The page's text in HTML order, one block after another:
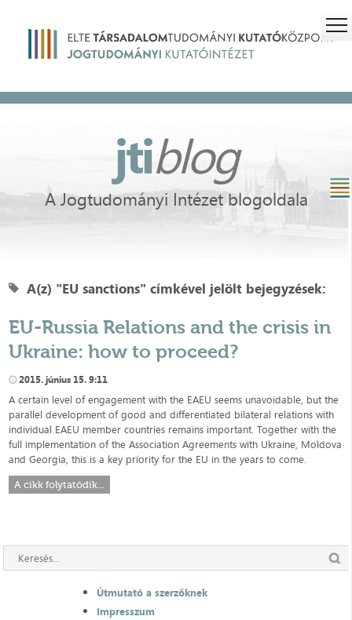
jtiblog
A Jogtudományi Intézet blogoldala
A(z) "EU sanctions" címkével jelölt bejegyzések:
EU-Russia Relations and the crisis in
Ukraine: how to proceed?
2015. június 15. 9:11
A certain level of engagement with the EAEU seems unavoidable, but the
parallel development of good and differentiated bilateral relations with
individual EAEU member countries remains important. Together with the
full implementation of the Association Agreements with Ukraine, Moldova
and Georgia, this is a key priority for the EU in the years to come.
A cikk folytatódik...
Útmutató a szerzőknek
Impresszum